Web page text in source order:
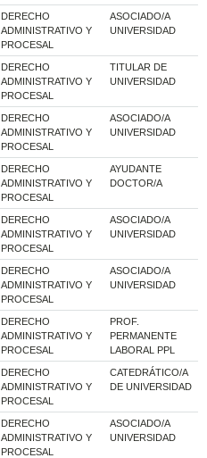
DERECHO
ADMINISTRATIVO Y
PROCESAL
ASOCIADO/A
UNIVERSIDAD
DERECHO
ADMINISTRATIVO Y
PROCESAL
TITULAR DE
UNIVERSIDAD
DERECHO
ADMINISTRATIVO Y
PROCESAL
ASOCIADO/A
UNIVERSIDAD
DERECHO
ADMINISTRATIVO Y
PROCESAL
AYUDANTE
DOCTOR/A
DERECHO
ADMINISTRATIVO Y
PROCESAL
ASOCIADO/A
UNIVERSIDAD
DERECHO
ADMINISTRATIVO Y
PROCESAL
ASOCIADO/A
UNIVERSIDAD
DERECHO
ADMINISTRATIVO Y
PROCESAL
PROF.
PERMANENTE
LABORAL PPL
DERECHO
ADMINISTRATIVO Y
PROCESAL
CATEDRÁTICO/A
DE UNIVERSIDAD
DERECHO
ADMINISTRATIVO Y
PROCESAL
ASOCIADO/A
UNIVERSIDAD